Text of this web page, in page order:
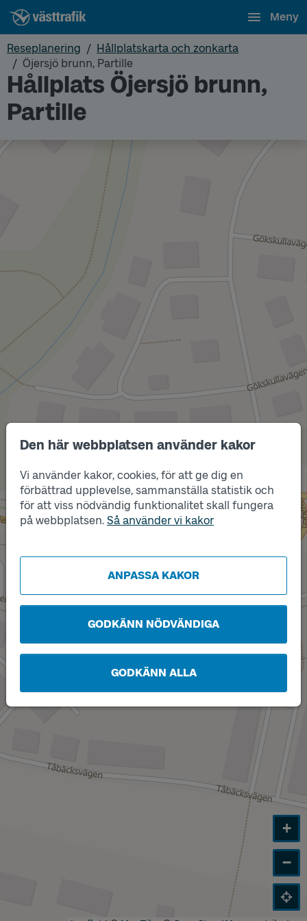
Den här webbplatsen använder kakor
Vi använder kakor, cookies, för att ge dig en
förbättrad upplevelse, sammanställa statistik och
för att viss nödvändig funktionalitet skall fungera
på webbplatsen. Så använder vi kakor
ANPASSA KAKOR
GODKÄNN NÖDVÄNDIGA
GODKÄNN ALLA
Meny
Reseplanering
Hållplatskarta och zonkarta
Öjersjö brunn, Partille
Hållplats Öjersjö brunn,
Partille
Läge
A
Läge
B
+
−